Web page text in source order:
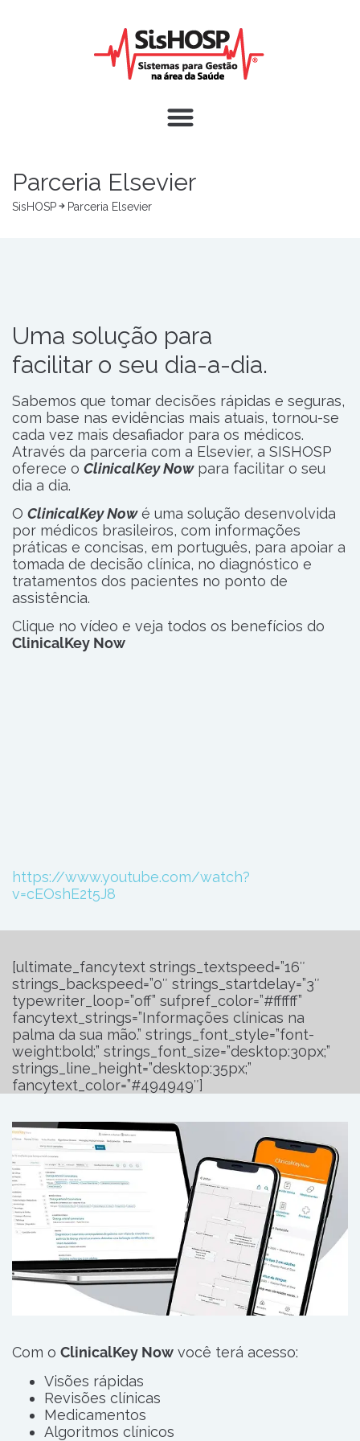
Parceria Elsevier
SisHOSP Parceria Elsevier
Uma solução para
facilitar o seu dia-a-dia.
Sabemos que tomar decisões rápidas e seguras,
com base nas evidências mais atuais, tornou-se
cada vez mais desafiador para os médicos.
Através da parceria com a Elsevier, a SISHOSP
oferece o ClinicalKey Nowpara facilitar o seu
dia a dia.
O ClinicalKey Nowé uma solução desenvolvida
por médicos brasileiros, com informações
práticas e concisas, em português, para apoiar a
tomada de decisão clínica, no diagnóstico e
tratamentos dos pacientes no ponto de
assistência.
Clique no vídeo e veja todos os benefícios do
ClinicalKey Now
https://www.youtube.com/watch?
v=cEOshE2t5J8
[ultimate_fancytext strings_textspeed=”16″
strings_backspeed=”0″ strings_startdelay=”3″
typewriter_loop=”off” sufpref_color=”#ffffff”
fancytext_strings=”Informações clínicas na
palma da sua mão.” strings_font_style=”font-
weight:bold;” strings_font_size=”desktop:30px;”
strings_line_height=”desktop:35px;”
fancytext_color=”#494949″]
Com o ClinicalKey Now você terá acesso:
Visões rápidas
Revisões clínicas
Medicamentos
Algoritmos clínicos